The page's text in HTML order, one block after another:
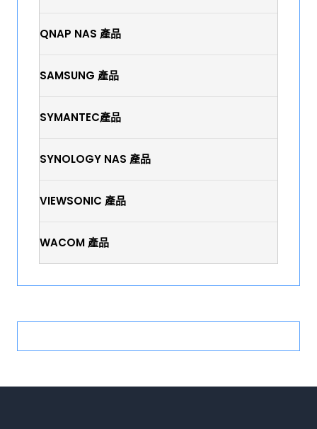
QNAP NAS 產品
SAMSUNG 產品
SYMANTEC產品
SYNOLOGY NAS 產品
VIEWSONIC 產品
WACOM 產品